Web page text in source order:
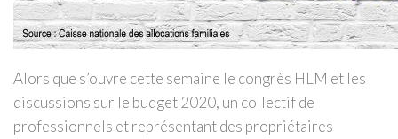
Alors que s’ouvre cette semaine le congrès HLM et les
discussions sur le budget 2020, un collectif de
professionnels et représentant des propriétaires